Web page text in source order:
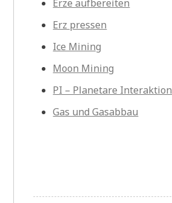
Erze aufbereiten
Erz pressen
Ice Mining
Moon Mining
PI – Planetare Interaktion
Gas und Gasabbau